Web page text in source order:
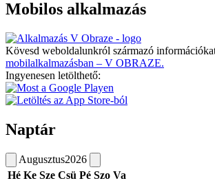
Mobilos alkalmazás
Kövesd weboldalunkról származó
mobilalkalmazásban – V OBRAZE.
Ingyenesen letölthető:
Naptár
Augusztus2026
Hé Ke Sze Csü Pé Szo Va